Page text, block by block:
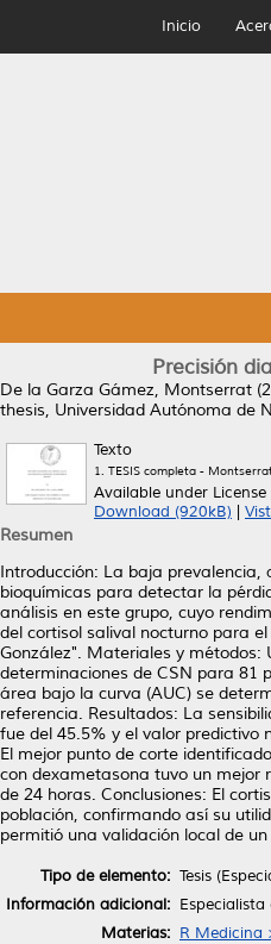
Inicio
Precisión
De la Garza Gámez, Montserrat
thesis, Universidad Autónoma de
Texto
1. TESIS completa -
Available under License
Download (920kB)
Resumen
Introducción: La baja
bioquímicas para detectar la
análisis en este grupo, cuyo
del cortisol salival nocturno para
González". Materiales y métodos:
determinaciones de CSN para 81
área bajo la curva (AUC) se
referencia. Resultados: La
fue del 45.5% y el valor predictivo
El mejor punto de corte
con dexametasona tuvo un mejor
de 24 horas. Conclusiones: El
población, confirmando así su
permitió una validación local de
Tipo de elemento: Tesis
Información adicional:
Materias: R Medicina